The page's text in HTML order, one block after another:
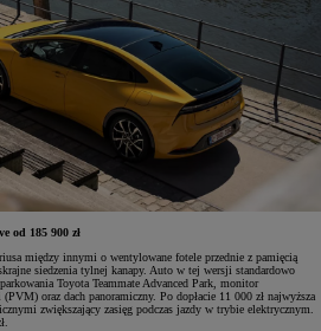
od 185 900 zł
między innymi o wentylowane fotele przednie z pamięcią
siedzenia tylnej kanapy. Auto w tej wersji standardowo
Toyota Teammate Advanced Park, monitor
oraz dach panoramiczny. Po dopłacie 11 000 zł najwyższa
zwiększający zasięg podczas jazdy w trybie elektrycznym.